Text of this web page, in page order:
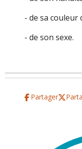
- de sa couleur
- de son sexe.
Partager